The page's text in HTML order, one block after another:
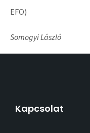
EFO)
Somogyi László
Kapcsolat